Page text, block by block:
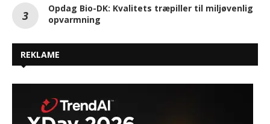
Opdag Bio-DK: Kvalitets træpiller til miljøvenlig
opvarmning
REKLAME